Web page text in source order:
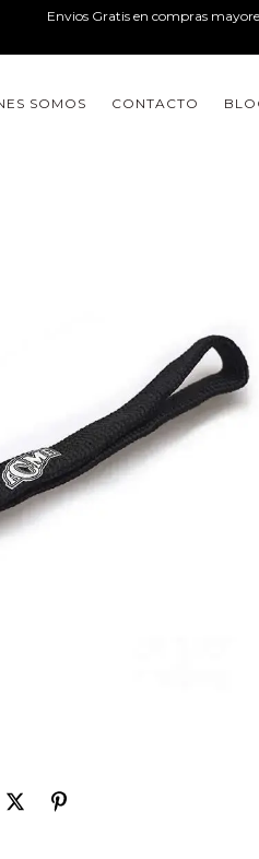
Envios Gratis en compras
SOMOS CONTACTO